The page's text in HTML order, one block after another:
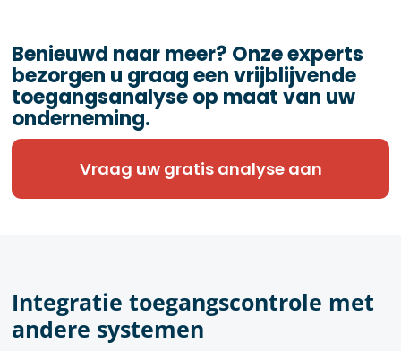
Benieuwd naar meer? Onze experts
bezorgen u graag een vrijblijvende
toegangsanalyse op maat van uw
onderneming.
Vraag uw gratis analyse aan
Integratie toegangscontrole met
andere systemen